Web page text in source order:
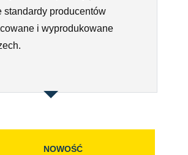
standardy producentów
i wyprodukowane
NOWOŚĆ